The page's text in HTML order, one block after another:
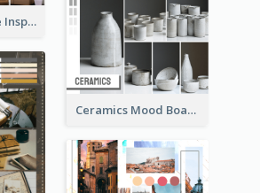
Home Furniture Inspiration Mood Board
Ceramics Mood Board